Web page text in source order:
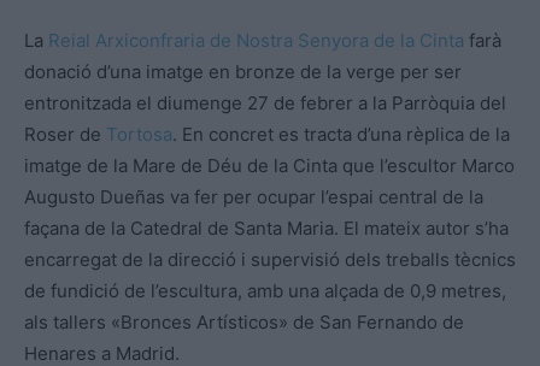
La Reial Arxiconfraria de Nostra Senyora de la Cinta farà
donació d’una imatge en bronze de la verge per ser
entronitzada el diumenge 27 de febrer a la Parròquia del
Roser de Tortosa. En concret es tracta d’una rèplica de la
imatge de la Mare de Déu de la Cinta que l’escultor Marco
Augusto Dueñas va fer per ocupar l’espai central de la
façana de la Catedral de Santa Maria. El mateix autor s’ha
encarregat de la direcció i supervisió dels treballs tècnics
de fundició de l’escultura, amb una alçada de 0,9 metres,
als tallers «Bronces Artísticos» de San Fernando de
Henares a Madrid.